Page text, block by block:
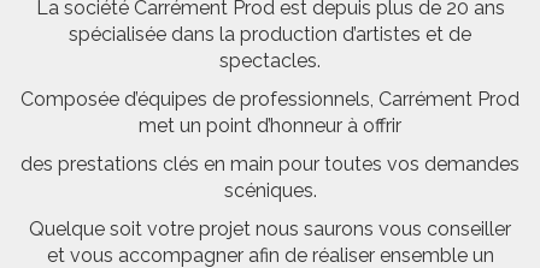
La société Carrément Prod est depuis plus de 20 ans
spécialisée dans la production d’artistes et de
spectacles.
Composée d’équipes de professionnels, Carrément Prod
met un point d’honneur à offrir
des prestations clés en main pour toutes vos demandes
scéniques.
Quelque soit votre projet nous saurons vous conseiller
et vous accompagner afin de réaliser ensemble un